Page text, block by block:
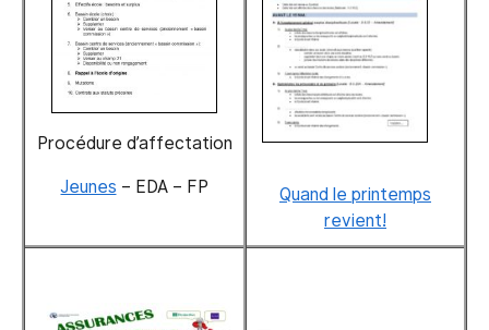
Procédure d’affectation
Jeunes – EDA – FP
Quand le printemps
revient!